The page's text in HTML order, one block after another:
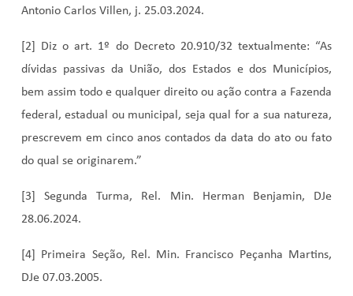
Antonio Carlos Villen, j. 25.03.2024.
[2] Diz o art. 1º do Decreto 20.910/32 textualmente: “As
dívidas passivas da União, dos Estados e dos Municípios,
bem assim todo e qualquer direito ou ação contra a Fazenda
federal, estadual ou municipal, seja qual for a sua natureza,
prescrevem em cinco anos contados da data do ato ou fato
do qual se originarem.”
[3] Segunda Turma, Rel. Min. Herman Benjamin, DJe
28.06.2024.
[4] Primeira Seção, Rel. Min. Francisco Peçanha Martins,
DJe 07.03.2005.